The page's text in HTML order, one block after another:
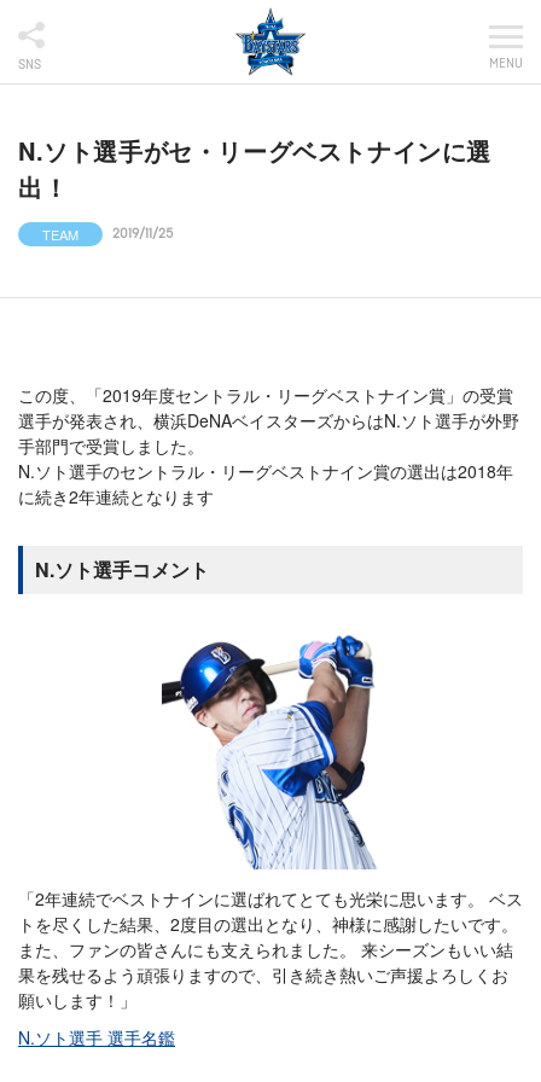
SNS MENU
N.ソト選手がセ・リーグベストナインに選
出！
TEAM 2019/11/25
この度、「2019年度セントラル・リーグベストナイン賞」の受賞
選手が発表され、横浜DeNAベイスターズからはN.ソト選手が外野
手部門で受賞しました。
N.ソト選手のセントラル・リーグベストナイン賞の選出は2018年
に続き2年連続となります
N.ソト選手コメント
「2年連続でベストナインに選ばれてとても光栄に思います。 ベス
トを尽くした結果、2度目の選出となり、神様に感謝したいです。
また、ファンの皆さんにも支えられました。 来シーズンもいい結
果を残せるよう頑張りますので、引き続き熱いご声援よろしくお
願いします！」
N.ソト選手 選手名鑑